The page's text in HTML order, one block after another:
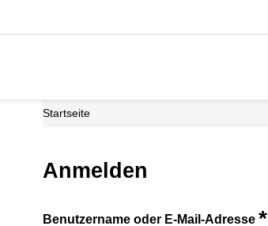
Startseite
Anmelden
Benutzername oder E-Mail-Adresse*